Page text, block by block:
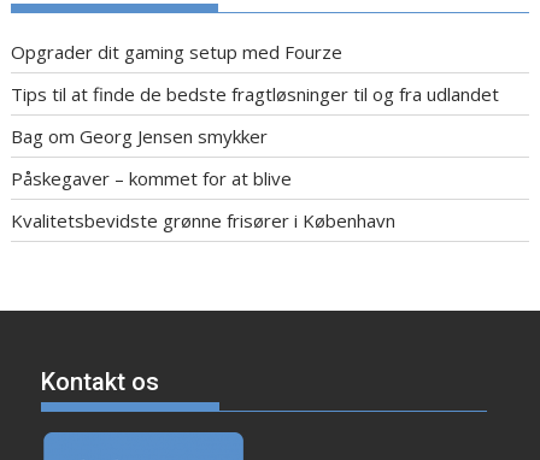
Opgrader dit gaming setup med Fourze
Tips til at finde de bedste fragtløsninger til og fra udlandet
Bag om Georg Jensen smykker
Påskegaver – kommet for at blive
Kvalitetsbevidste grønne frisører i København
Kontakt os